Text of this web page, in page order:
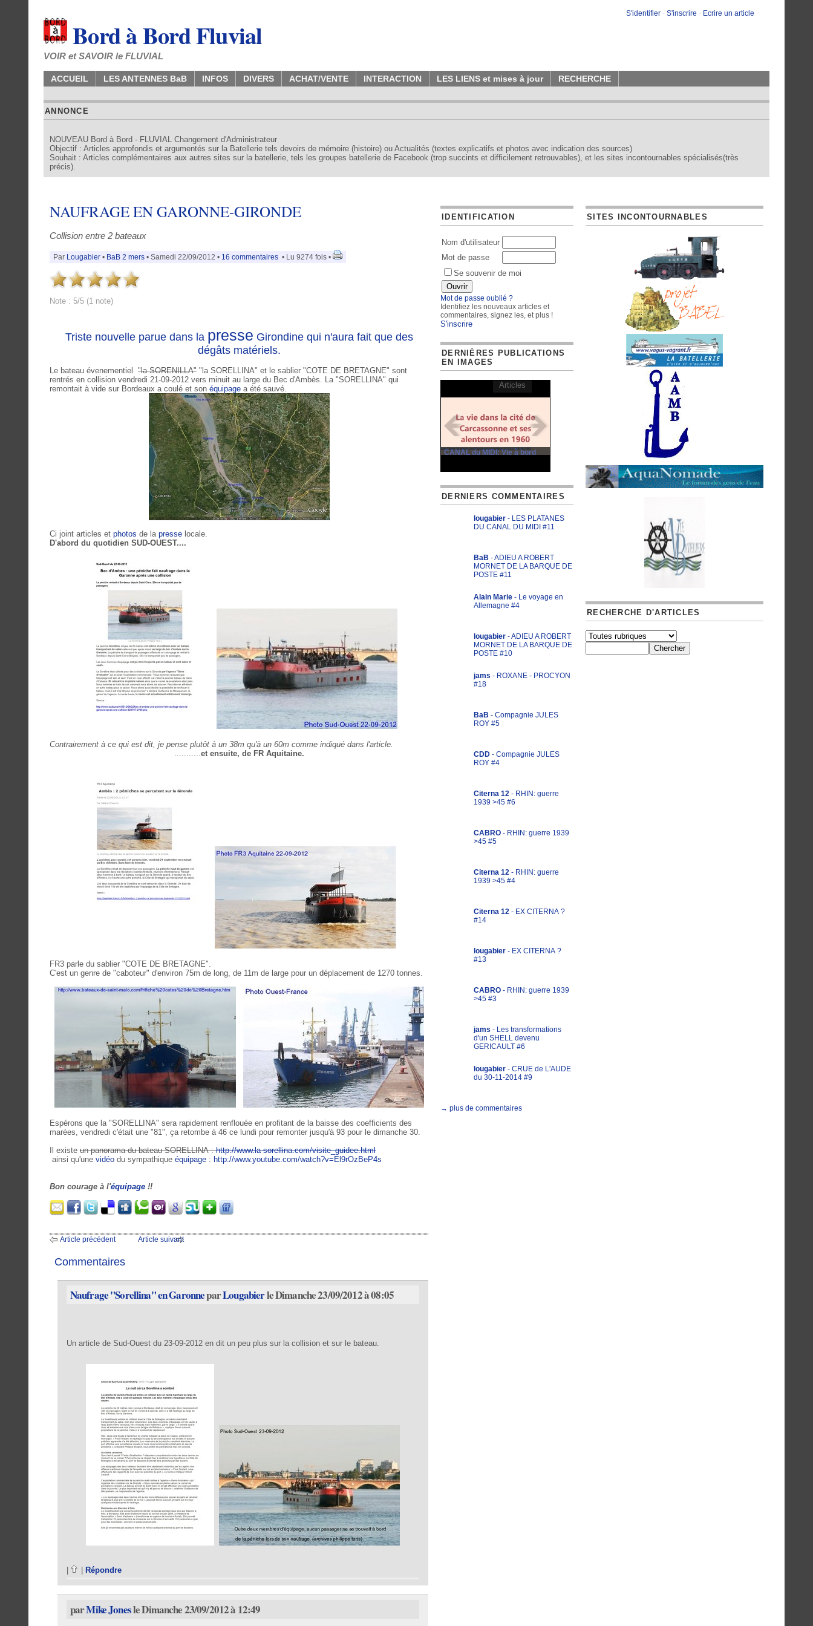
S'identifier - S'inscrire - Ecrire un article
Bord à Bord Fluvial
VOIR et SAVOIR le FLUVIAL
ACCUEIL LES ANTENNES BaB INFOS DIVERS ACHAT/VENTE INTERACTION LES LIENS et mises à jour RECHERCHE
ANNONCE
NOUVEAU Bord à Bord - FLUVIAL Changement d'Administrateur
Objectif : Articles approfondis et argumentés sur la Batellerie tels devoirs de mémoire (histoire) ou Actualités (textes explicatifs et photos avec indication des sources)
Souhait : Articles complémentaires aux autres sites sur la batellerie, tels les groupes batellerie de Facebook (trop succints et difficilement retrouvables), et les sites incontournables spécialisés(très
précis).
NAUFRAGE EN GARONNE-GIRONDE
Collision entre 2 bateaux
Par Lougabier • BaB 2 mers • Samedi 22/09/2012 • 16 commentaires • Lu 9274 fois •
Note : 5/5 (1 note)
Triste nouvelle parue dans la presse Girondine qui n'aura fait que des
dégâts matériels.
Le bateau évenementiel "la SORENILLA" "la SORELLINA" et le sablier "COTE DE BRETAGNE" sont
rentrés en collision vendredi 21-09-2012 vers minuit au large du Bec d'Ambès. La "SORELLINA" qui
remontait à vide sur Bordeaux a coulé et son équipage a été sauvé.
Ci joint articles et photos de la presse locale.
D'abord du quotidien SUD-OUEST....
Contrairement à ce qui est dit, je pense plutôt à un 38m qu'à un 60m comme indiqué dans l'article.
...........et ensuite, de FR Aquitaine.
FR3 parle du sablier "COTE DE BRETAGNE".
C'est un genre de "caboteur" d'environ 75m de long, de 11m de large pour un déplacement de 1270 tonnes.
Espérons que la "SORELLINA" sera rapidement renflouée en profitant de la baisse des coefficients des
marées, vendredi c'était une "81", ça retombe à 46 ce lundi pour remonter jusqu'à 93 pour le dimanche 30.
Il existe un panorama du bateau SORELLINA :http://www.la-sorellina.com/visite_guidee.html
ainsi qu'une vidéo du sympathique équipage : http://www.youtube.com/watch?v=El9rOzBeP4s
Bon courage à l'équipage !!
Article précédent Article suivant
Commentaires
Naufrage "Sorellina" en GaronneparLougabierle Dimanche 23/09/2012 à 08:05
Un article de Sud-Ouest du 23-09-2012 en dit un peu plus sur la collision et sur le bateau.
Répondre
parMike Jonesle Dimanche 23/09/2012 à 12:49
IDENTIFICATION
Nom d'utilisateur
Mot de passe
Se souvenir de moi
Mot de passe oublié ?
Identifiez les nouveaux articles et
commentaires, signez les, et plus !
S'inscrire
DERNIÈRES PUBLICATIONS
EN IMAGES
CANAL du MIDI: Vie à bord
Articles
DERNIERS COMMENTAIRES
lougabier - LES PLATANES
DU CANAL DU MIDI #11
BaB - ADIEU A ROBERT
MORNET DE LA BARQUE DE
POSTE #11
Alain Marie - Le voyage en
Allemagne #4
lougabier - ADIEU A ROBERT
MORNET DE LA BARQUE DE
POSTE #10
jams - ROXANE - PROCYON
#18
BaB - Compagnie JULES
ROY #5
CDD - Compagnie JULES
ROY #4
Citerna 12 - RHIN: guerre
1939 >45 #6
CABRO - RHIN: guerre 1939
>45 #5
Citerna 12 - RHIN: guerre
1939 >45 #4
Citerna 12 - EX CITERNA ?
#14
lougabier - EX CITERNA ?
#13
CABRO - RHIN: guerre 1939
>45 #3
jams - Les transformations
d'un SHELL devenu
GERICAULT #6
lougabier - CRUE de L'AUDE
du 30-11-2014 #9
→ plus de commentaires
SITES INCONTOURNABLES
RECHERCHE D'ARTICLES